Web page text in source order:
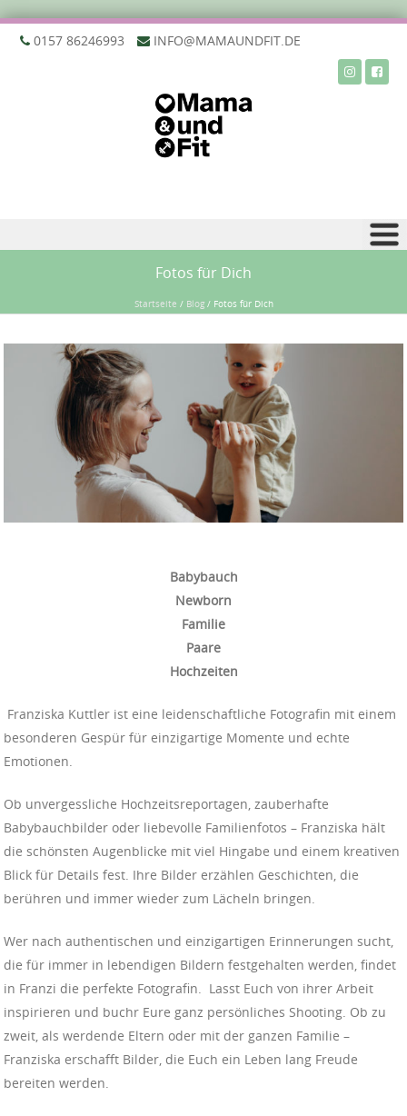
‭0157 86246993‬ INFO@MAMAUNDFIT.DE
Fotos für Dich
Startseite / Blog / Fotos für Dich
Babybauch
Newborn
Familie
Paare
Hochzeiten
Franziska Kuttler ist eine leidenschaftliche Fotografin mit einem
besonderen Gespür für einzigartige Momente und echte
Emotionen.
Ob unvergessliche Hochzeitsreportagen, zauberhafte
Babybauchbilder oder liebevolle Familienfotos – Franziska hält
die schönsten Augenblicke mit viel Hingabe und einem kreativen
Blick für Details fest. Ihre Bilder erzählen Geschichten, die
berühren und immer wieder zum Lächeln bringen.
Wer nach authentischen und einzigartigen Erinnerungen sucht,
die für immer in lebendigen Bildern festgehalten werden, findet
in Franzi die perfekte Fotografin. Lasst Euch von ihrer Arbeit
inspirieren und buchr Eure ganz persönliches Shooting. Ob zu
zweit, als werdende Eltern oder mit der ganzen Familie –
Franziska erschafft Bilder, die Euch ein Leben lang Freude
bereiten werden.